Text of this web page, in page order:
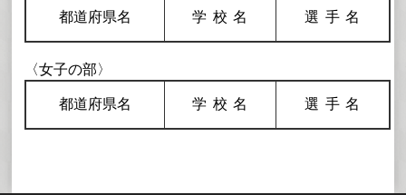
都道府県名 学校名 選手名
〈女子の部〉
都道府県名 学校名 選手名